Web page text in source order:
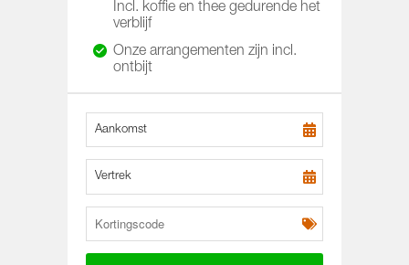
Incl. koffie en thee gedurende het
verblijf
Onze arrangementen zijn incl.
ontbijt
Aankomst
Vertrek